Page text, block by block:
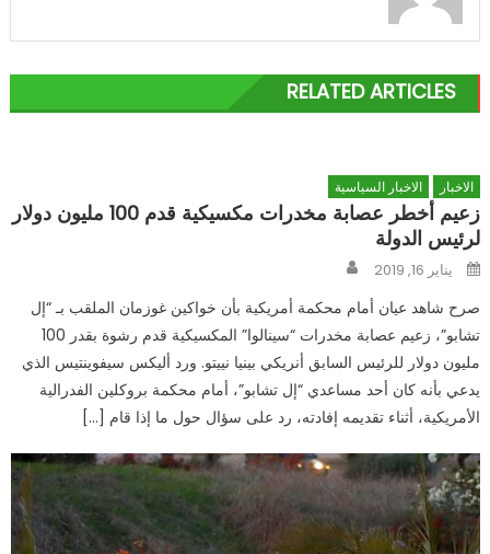
RELATED ARTICLES
الاخبار الاخبار السياسية
زعيم أخطر عصابة مخدرات مكسيكية قدم 100 مليون دولار
لرئيس الدولة
Posted
onيناير 16, 2019
صرح شاهد عيان أمام محكمة أمريكية بأن خواكين غوزمان الملقب بـ “إل
تشابو”، زعيم عصابة مخدرات “سينالوا” المكسيكية قدم رشوة بقدر 100
مليون دولار للرئيس السابق أنريكي بينيا نييتو. ورد أليكس سيفوينتيس الذي
يدعي بأنه كان أحد مساعدي “إل تشابو”، أمام محكمة بروكلين الفدرالية
الأمريكية، أثناء تقديمه إفادته، رد على سؤال حول ما إذا قام […]